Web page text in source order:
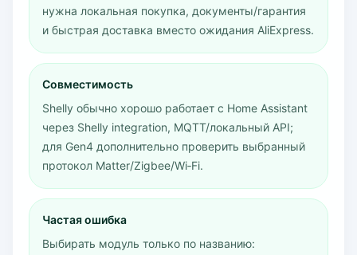
нужна локальная покупка, документы/гарантия
и быстрая доставка вместо ожидания AliExpress.
Совместимость
Shelly обычно хорошо работает с Home Assistant
через Shelly integration, MQTT/локальный API;
для Gen4 дополнительно проверить выбранный
протокол Matter/Zigbee/Wi‑Fi.
Частая ошибка
Выбирать модуль только по названию: